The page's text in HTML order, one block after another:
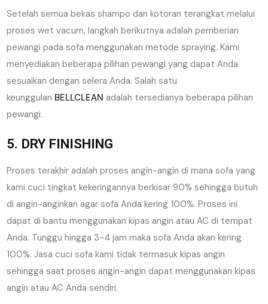
Setelah semua bekas shampo dan kotoran terangkat melalui
proses wet vacum, langkah berikutnya adalah pemberian
pewangi pada sofa menggunakan metode spraying. Kami
menyediakan beberapa pilihan pewangi yang dapat Anda
sesuaikan dengan selera Anda. Salah satu
keunggulan BELLCLEAN adalah tersedianya beberapa pilihan
pewangi.
5. DRY FINISHING
Proses terakhir adalah proses angin-angin di mana sofa yang
kami cuci tingkat kekeringannya berkisar 90% sehingga butuh
di angin-anginkan agar sofa Anda kering 100%. Proses ini
dapat di bantu menggunakan kipas angin atau AC di tempat
Anda. Tunggu hingga 3-4 jam maka sofa Anda akan kering
100%. Jasa cuci sofa kami tidak termasuk kipas angin
sehingga saat proses angin-angin dapat menggunakan kipas
angin atau AC Anda sendiri.